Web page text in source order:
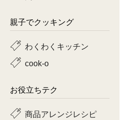
親子でクッキング
わくわくキッチン
cook-o
お役立ちテク
商品アレンジレシピ